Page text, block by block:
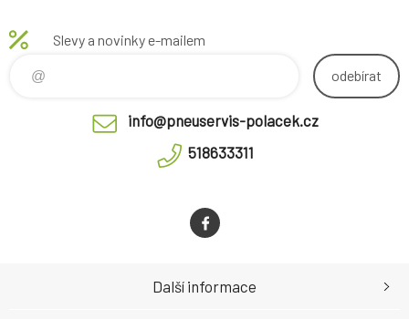
Slevy a novinky e-mailem
odebírat
info@pneuservis-polacek.cz
518633311
Další informace